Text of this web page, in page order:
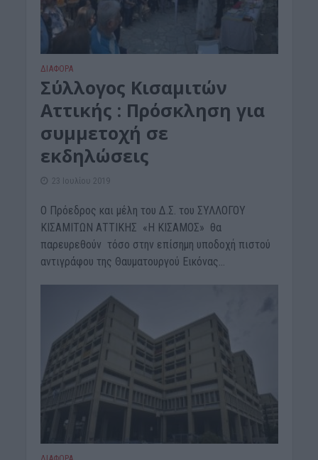
ΔΙΆΦΟΡΑ
Σύλλογος Κισαμιτών
Αττικής : Πρόσκληση για
συμμετοχή σε
εκδηλώσεις
23 Ιουλίου 2019
Ο Πρόεδρος και μέλη του Δ.Σ. του ΣΥΛΛΟΓΟΥ
ΚΙΣΑΜΙΤΩΝ ΑΤΤΙΚΗΣ «Η ΚΙΣΑΜΟΣ» θα
παρευρεθούν τόσο στην επίσημη υποδοχή πιστού
αντιγράφου της Θαυματουργού Εικόνας...